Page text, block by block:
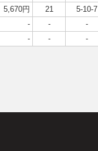
5,670円 21 5-10-7
- - -
- - -